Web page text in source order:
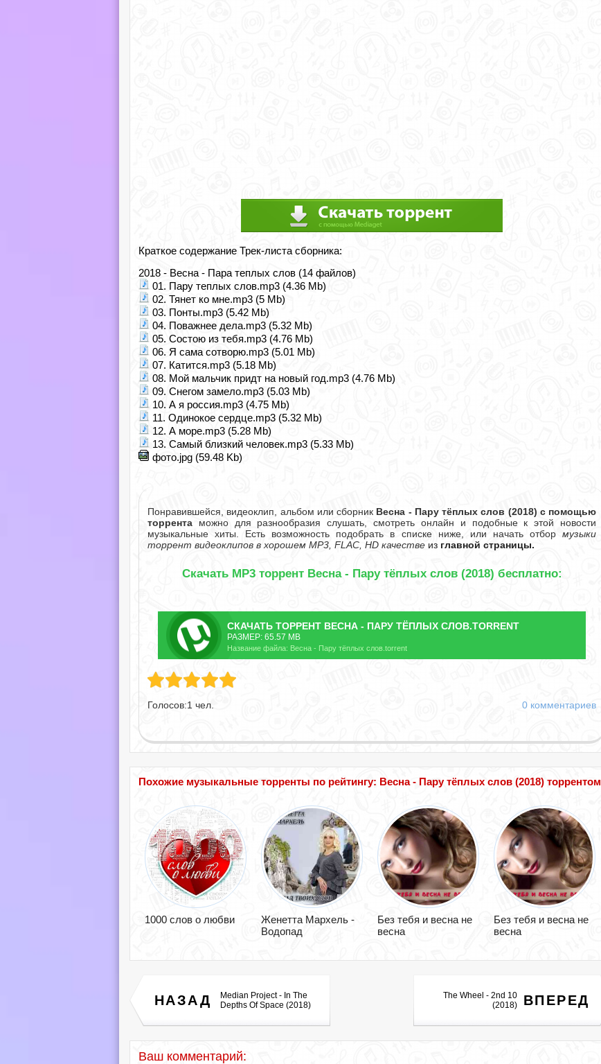
Краткое содержание Трек-листа сборника:
2018 - Весна - Пара теплых слов (14 файлов)
01. Пару теплых слов.mp3 (4.36 Mb)
02. Тянет ко мне.mp3 (5 Mb)
03. Понты.mp3 (5.42 Mb)
04. Поважнее дела.mp3 (5.32 Mb)
05. Состою из тебя.mp3 (4.76 Mb)
06. Я сама сотворю.mp3 (5.01 Mb)
07. Катится.mp3 (5.18 Mb)
08. Мой мальчик придт на новый год.mp3 (4.76 Mb)
09. Снегом замело.mp3 (5.03 Mb)
10. А я россия.mp3 (4.75 Mb)
11. Одинокое сердце.mp3 (5.32 Mb)
12. А море.mp3 (5.28 Mb)
13. Самый близкий человек.mp3 (5.33 Mb)
фото.jpg (59.48 Kb)
Понравившейся, видеоклип, альбом или сборник Весна - Пару тёплых слов (2018) с помощью
торрента можно для разнообразия слушать, смотреть онлайн и подобные к этой новости
музыкальные хиты. Есть возможность подобрать в списке ниже, или начать отбор музыки
торрент видеоклипов в хорошем MP3, FLAC, HD качестве из главной страницы.
Скачать MP3 торрент Весна - Пару тёплых слов (2018) бесплатно:
СКАЧАТЬ ТОРРЕНТ ВЕСНА - ПАРУ ТЁПЛЫХ СЛОВ.TORRENT
РАЗМЕР: 65.57 MB
Название файла: Весна - Пару тёплых слов.torrent
Голосов:1 чел. 0 комментариев
Похожие музыкальные торренты по рейтингу: Весна - Пару тёплых слов (2018) торрентом
1000 слов о любви
Женетта Мархель -
Водопад
Без тебя и весна не
весна
Без тебя и весна не
весна
НАЗАД
Median Project - In The
Depths Of Space (2018)
ВПЕРЕД
The Wheel - 2nd 10
(2018)
Ваш комментарий: